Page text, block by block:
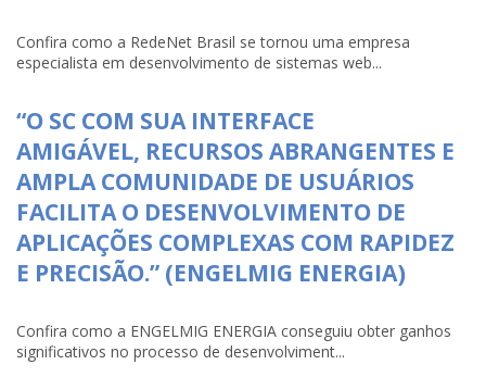
Confira como a RedeNet Brasil se tornou uma empresa
especialista em desenvolvimento de sistemas web...
“O SC COM SUA INTERFACE
AMIGÁVEL, RECURSOS ABRANGENTES E
AMPLA COMUNIDADE DE USUÁRIOS
FACILITA O DESENVOLVIMENTO DE
APLICAÇÕES COMPLEXAS COM RAPIDEZ
E PRECISÃO.” (ENGELMIG ENERGIA)
Confira como a ENGELMIG ENERGIA conseguiu obter ganhos
significativos no processo de desenvolviment...